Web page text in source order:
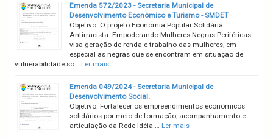
Emenda 572/2023 - Secretaria Municipal de
Desenvolvimento Econômico e Turismo - SMDET
Objetivo: O projeto Economia Popular Solidária
Antirracista: Empoderando Mulheres Negras Periféricas
visa geração de renda e trabalho das mulheres, em
especial as negras que se encontram em situação de
vulnerabilidade so…
Ler mais
Emenda 049/2024 - Secretaria Municipal de
Desenvolvimento Social.
Objetivo: Fortalecer os empreendimentos econômicos
solidários por meio de formação, acompanhamento e
articulação da Rede Idéia.…
Ler mais